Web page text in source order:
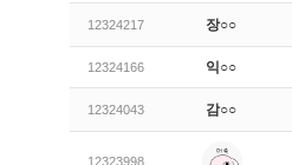
12324217 장○○
12324166 익○○
12324043 감○○
12323998